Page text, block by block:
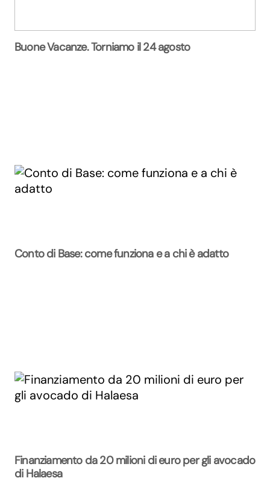
Buone Vacanze. Torniamo il 24 agosto
Conto di Base: come funziona e a chi è adatto
Finanziamento da 20 milioni di euro per gli avocado
di Halaesa